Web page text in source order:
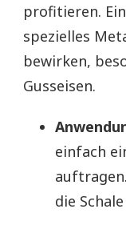
profitieren.
spezielles
bewirken,
Gusseisen.
einfach
die